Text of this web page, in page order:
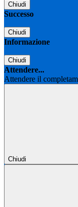
Chiudi
Successo
Chiudi
Informazione
Chiudi
Attendere...
Attendere il
Chiudi